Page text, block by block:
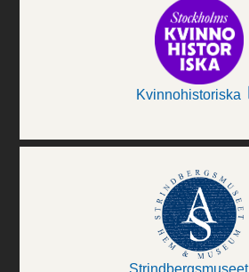
Kvinnohistoriska
Strindbergsmuseet